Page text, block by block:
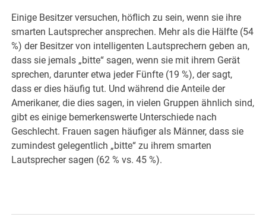
Einige Besitzer versuchen, höflich zu sein, wenn sie ihre
smarten Lautsprecher ansprechen. Mehr als die Hälfte (54
%) der Besitzer von intelligenten Lautsprechern geben an,
dass sie jemals „bitte“ sagen, wenn sie mit ihrem Gerät
sprechen, darunter etwa jeder Fünfte (19 %), der sagt,
dass er dies häufig tut. Und während die Anteile der
Amerikaner, die dies sagen, in vielen Gruppen ähnlich sind,
gibt es einige bemerkenswerte Unterschiede nach
Geschlecht. Frauen sagen häufiger als Männer, dass sie
zumindest gelegentlich „bitte“ zu ihrem smarten
Lautsprecher sagen (62 % vs. 45 %).